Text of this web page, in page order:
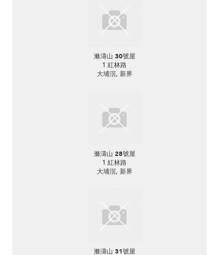
滌濤山 30號屋
1 紅林路
大埔滘, 新界
滌濤山 28號屋
1 紅林路
大埔滘, 新界
滌濤山 31號屋